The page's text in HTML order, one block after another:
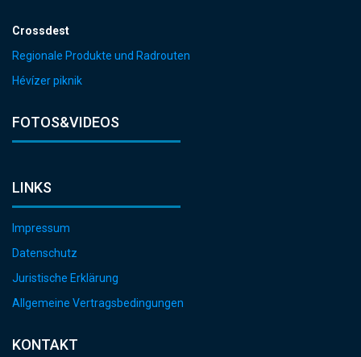
Crossdest
Regionale Produkte und Radrouten
Hévízer piknik
FOTOS&VIDEOS
LINKS
Impressum
Datenschutz
Juristische Erklärung
Allgemeine Vertragsbedingungen
KONTAKT